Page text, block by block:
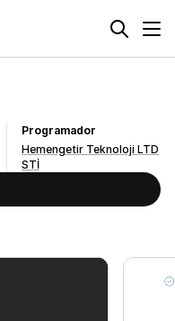
Programador
Hemengetir Teknoloji LTD
STİ